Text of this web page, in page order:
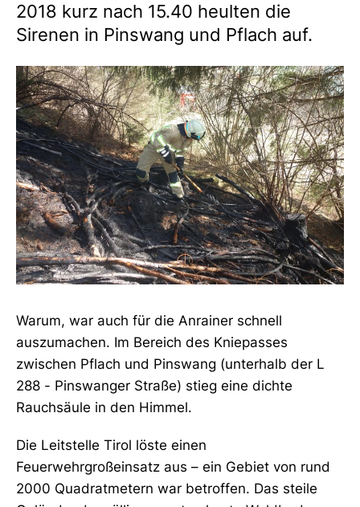
2018 kurz nach 15.40 heulten die
Sirenen in Pinswang und Pflach auf.
Warum, war auch für die Anrainer schnell
auszumachen. Im Bereich des Kniepasses
zwischen Pflach und Pinswang (unterhalb der L
288 - Pinswanger Straße) stieg eine dichte
Rauchsäule in den Himmel.
Die Leitstelle Tirol löste einen
Feuerwehrgroßeinsatz aus – ein Gebiet von rund
2000 Quadratmetern war betroffen. Das steile